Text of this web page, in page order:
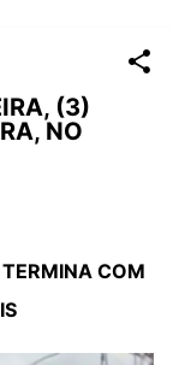
(3)
NO
COM